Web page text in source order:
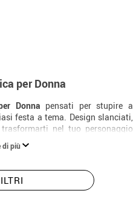
per Donna
Donna pensati per stupire a
festa a tema. Design slanciati,
nel tuo personaggio
di più